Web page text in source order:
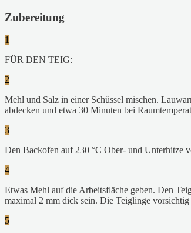
Zubereitung
1
FÜR DEN TEIG:
2
Mehl und Salz in einer Schüssel mischen.
abdecken und etwa 30 Minuten bei
3
Den Backofen auf 230 °C Ober- und Unterhitze
4
Etwas Mehl auf die Arbeitsfläche geben. Den
maximal 2 mm dick sein. Die Teiglinge
5